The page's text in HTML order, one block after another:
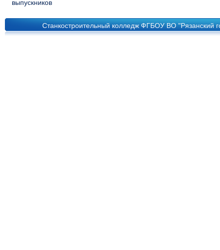
выпускников
Станкостроительный колледж ФГБОУ ВО "Рязанский